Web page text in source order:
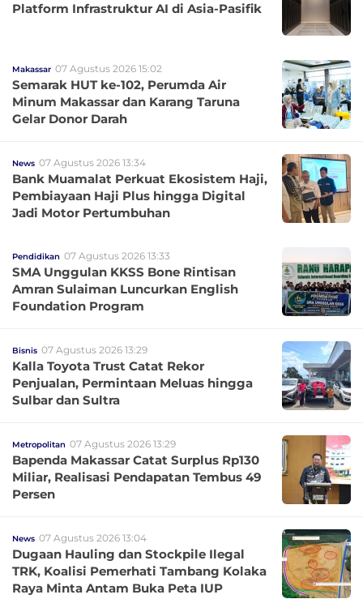
Platform Infrastruktur AI di Asia-Pasifik
Makassar 07 Agustus 2026 15:02
Semarak HUT ke-102, Perumda Air
Minum Makassar dan Karang Taruna
Gelar Donor Darah
News 07 Agustus 2026 13:34
Bank Muamalat Perkuat Ekosistem Haji,
Pembiayaan Haji Plus hingga Digital
Jadi Motor Pertumbuhan
Pendidikan 07 Agustus 2026 13:33
SMA Unggulan KKSS Bone Rintisan
Amran Sulaiman Luncurkan English
Foundation Program
Bisnis 07 Agustus 2026 13:29
Kalla Toyota Trust Catat Rekor
Penjualan, Permintaan Meluas hingga
Sulbar dan Sultra
Metropolitan 07 Agustus 2026 13:29
Bapenda Makassar Catat Surplus Rp130
Miliar, Realisasi Pendapatan Tembus 49
Persen
News 07 Agustus 2026 13:04
Dugaan Hauling dan Stockpile Ilegal
TRK, Koalisi Pemerhati Tambang Kolaka
Raya Minta Antam Buka Peta IUP